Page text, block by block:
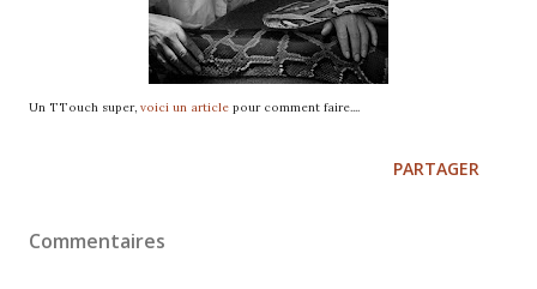
Un TTouch super, voici un article pour comment faire....
PARTAGER
Commentaires